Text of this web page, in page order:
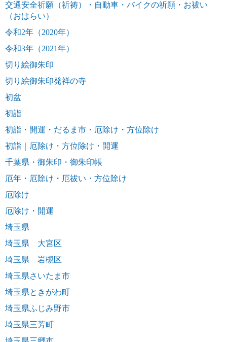
交通安全祈願（祈祷）・自動車・バイクの祈願・お祓い
（おはらい）
令和2年（2020年）
令和3年（2021年）
切り絵御朱印
切り絵御朱印発祥の寺
初盆
初詣
初詣・開運・だるま市・厄除け・方位除け
初詣｜厄除け・方位除け・開運
千葉県・御朱印・御朱印帳
厄年・厄除け・厄祓い・方位除け
厄除け
厄除け・開運
埼玉県
埼玉県 大宮区
埼玉県 岩槻区
埼玉県さいたま市
埼玉県ときがわ町
埼玉県ふじみ野市
埼玉県三芳町